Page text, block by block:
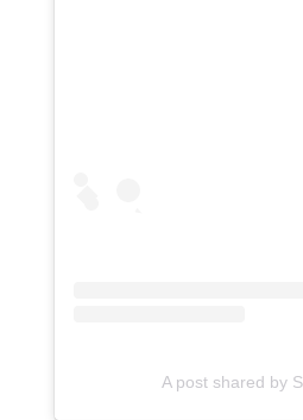
A post shared by